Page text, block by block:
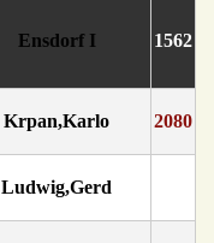
Ensdorf I 1562
Krpan,Karlo 2080
Ludwig,Gerd